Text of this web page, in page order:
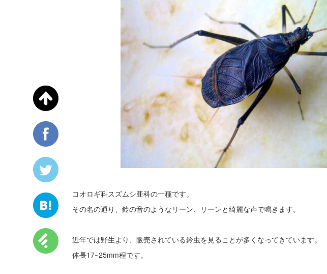
コオロギ科スズムシ亜科の一種です。
その名の通り、鈴の音のようなリーン、リーンと綺麗な声で鳴きます。
近年では野生より、販売されている鈴虫を見ることが多くなってきています。
体長17~25mm程です。